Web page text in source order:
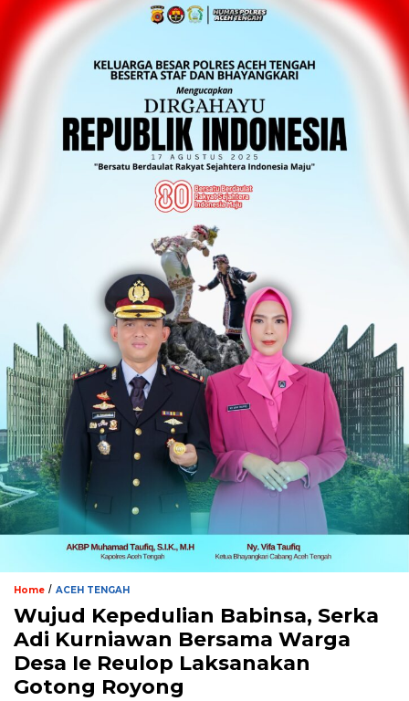
Home / ACEH TENGAH
Wujud Kepedulian Babinsa, Serka
Adi Kurniawan Bersama Warga
Desa Ie Reulop Laksanakan
Gotong Royong